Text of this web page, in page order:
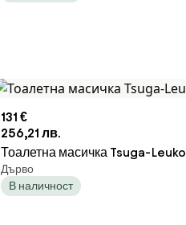
131 €
256,21 лв.
Тоалетна масичка Tsuga-Leuko
Дърво
В наличност